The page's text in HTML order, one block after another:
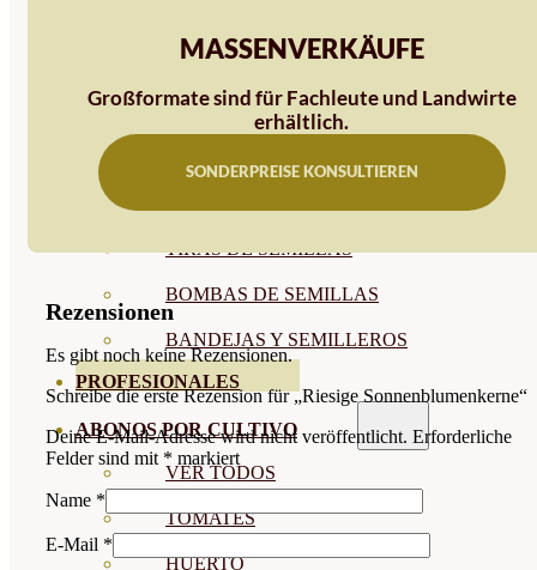
SEMILLAS LEGUMINOSAS
TIRAS DE SEMILLAS
BOMBAS DE SEMILLAS
BANDEJAS Y SEMILLEROS
PROFESIONALES
ABONOS POR CULTIVO
VER TODOS
TOMATES
HUERTO
MASSENVERKÄUFE
Großformate sind für Fachleute und Landwirte
erhältlich.
SONDERPREISE KONSULTIEREN
Rezensionen
Es gibt noch keine Rezensionen.
Schreibe die erste Rezension für „Riesige Sonnenblumenkerne“
Deine E-Mail-Adresse wird nicht veröffentlicht. Erforderliche
Felder sind mit * markiert
Name *
E-Mail *